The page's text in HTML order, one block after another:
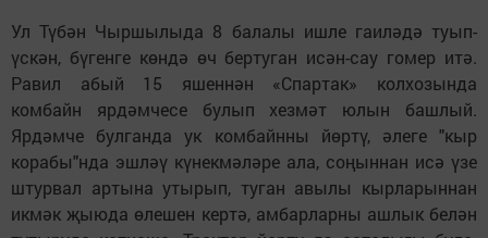
Ул Түбән Чыршылыда 8 балалы ишле гаиләдә туып-
үскән, бүгенге көндә өч бертуган исән-сау гомер итә.
Равил абый 15 яшеннән «Спартак» колхозында
комбайн ярдәмчесе булып хезмәт юлын башлый.
Ярдәмче булганда ук комбайнны йөртү, әлеге "кыр
корабы"нда эшләү күнекмәләре ала, соңыннан исә үзе
штурвал артына утырып, туган авылы кырларыннан
икмәк җыюда өлешен кертә, амбарларны ашлык белән